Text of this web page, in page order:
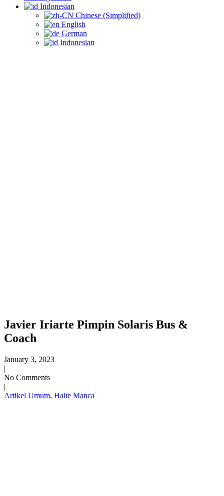
Indonesian
Chinese (Simplified)
English
German
Indonesian
Javier Iriarte Pimpin Solaris Bus &
Coach
January 3, 2023
|
No Comments
|
Artikel Umum, Halte Manca